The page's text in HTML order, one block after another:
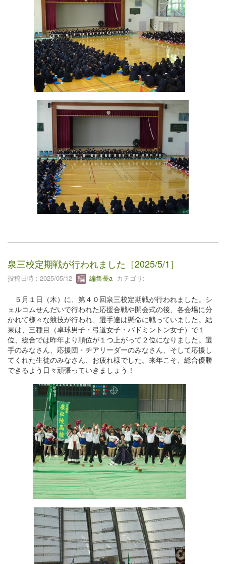
泉三校定期戦が行われました［2025/5/1］
投稿日時 : 2025/05/12 編集長a カテゴリ:
５月１日（木）に、第４０回泉三校定期戦が行われました。シ
ェルコムせんだいで行われた応援合戦や開会式の後、各会場に分
かれて様々な競技が行われ、選手達は懸命に戦っていました。結
果は、三種目（卓球男子・弓道女子・バドミントン女子）で１
位、総合では昨年より順位が１つ上がって２位になりました。選
手のみなさん、応援団・チアリーダーのみなさん、そして応援し
てくれた生徒のみなさん、お疲れ様でした。来年こそ、総合優勝
できるよう日々頑張っていきましょう！